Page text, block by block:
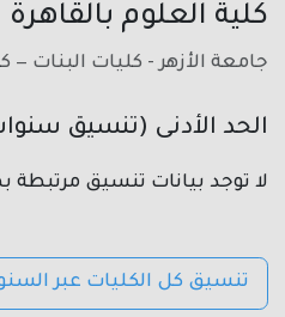
كلية العلوم بالقاهرة
جامعة الأزهر - كليات البنات —
الحد الأدنى (تنسيق
لا توجد بيانات تنسيق
تنسيق كل الكليات عبر